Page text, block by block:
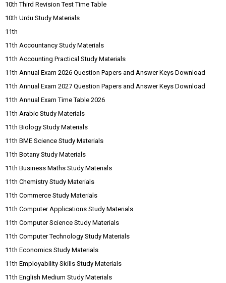
10th Third Revision Test Time Table
10th Urdu Study Materials
11th
11th Accountancy Study Materials
11th Accounting Practical Study Materials
11th Annual Exam 2026 Question Papers and Answer Keys Download
11th Annual Exam 2027 Question Papers and Answer Keys Download
11th Annual Exam Time Table 2026
11th Arabic Study Materials
11th Biology Study Materials
11th BME Science Study Materials
11th Botany Study Materials
11th Business Maths Study Materials
11th Chemistry Study Materials
11th Commerce Study Materials
11th Computer Applications Study Materials
11th Computer Science Study Materials
11th Computer Technology Study Materials
11th Economics Study Materials
11th Employability Skills Study Materials
11th English Medium Study Materials